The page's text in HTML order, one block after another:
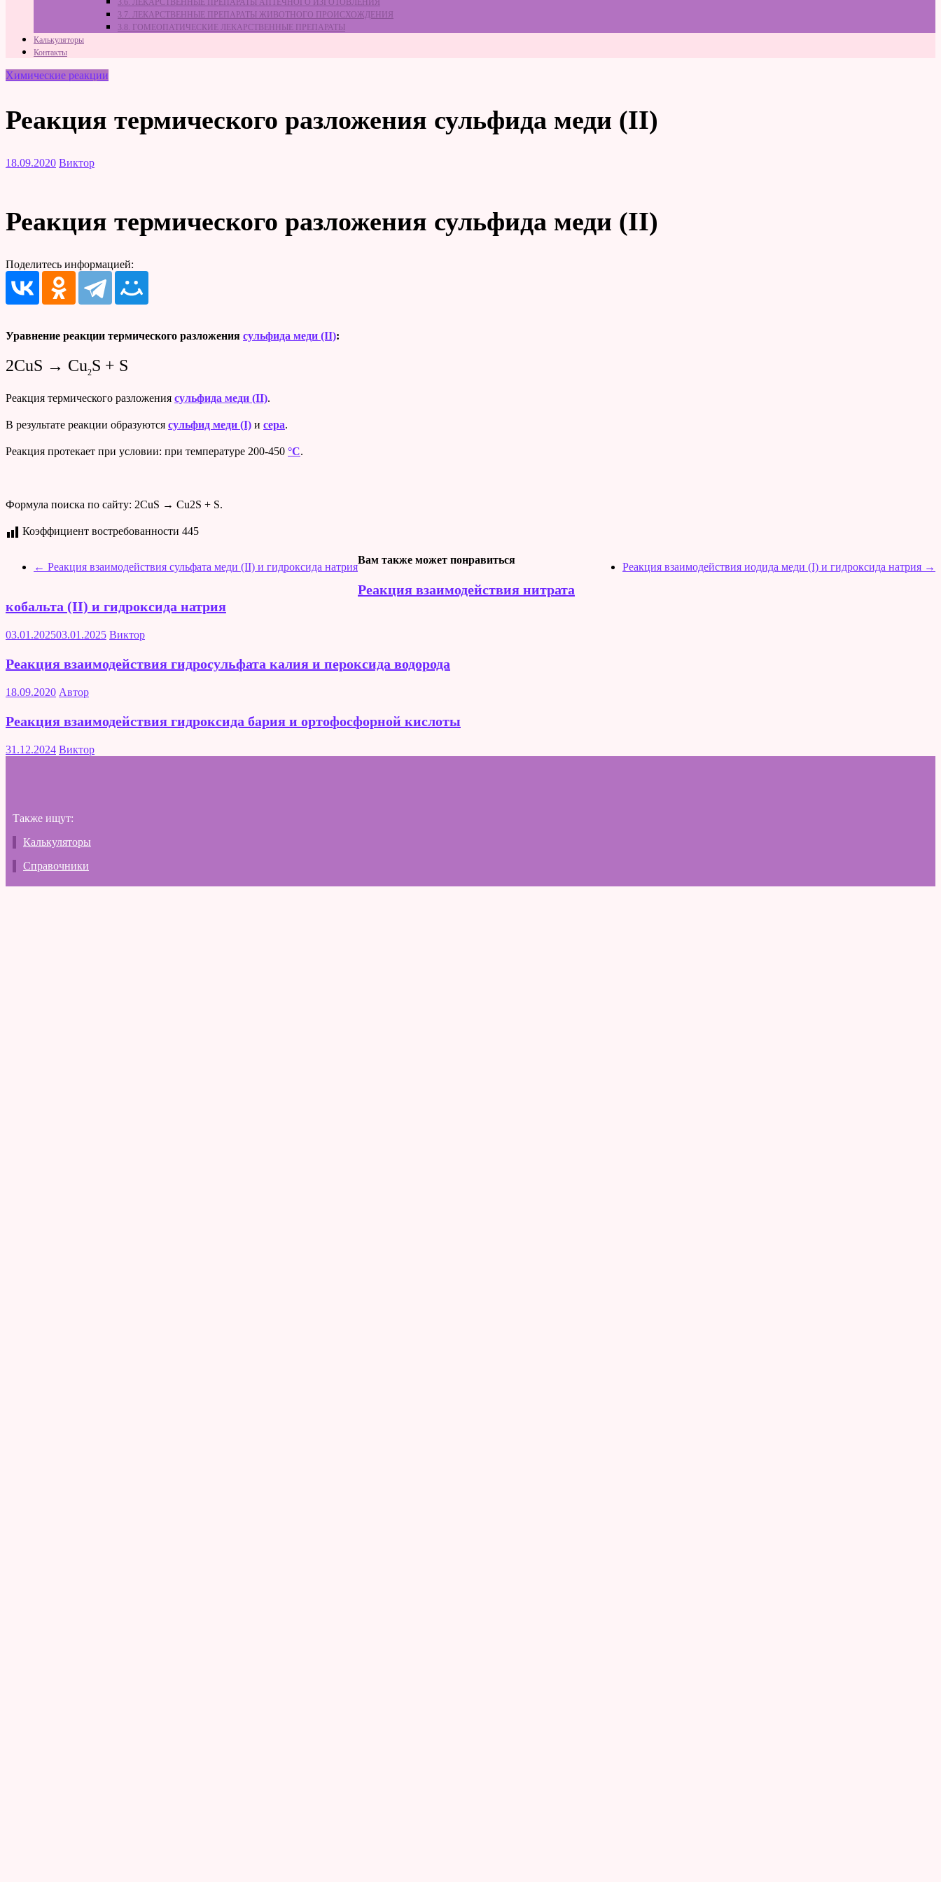
3.6. ЛЕКАРСТВЕННЫЕ ПРЕПАРАТЫ АПТЕЧНОГО ИЗГОТОВЛЕНИЯ
3.7. ЛЕКАРСТВЕННЫЕ ПРЕПАРАТЫ ЖИВОТНОГО ПРОИСХОЖДЕНИЯ
3.8. ГОМЕОПАТИЧЕСКИЕ ЛЕКАРСТВЕННЫЕ ПРЕПАРАТЫ
Калькуляторы
Контакты
Химические реакции
Реакция термического разложения сульфида меди (II)
18.09.2020 Виктор
Реакция термического разложения сульфида меди (II)
Поделитесь информацией:
Уравнение реакции термического разложения сульфида меди (II):
2CuS → Cu2S + S
Реакция термического разложения сульфида меди (II).
В результате реакции образуются сульфид меди (I) и сера.
Реакция протекает при условии: при температуре 200-450 °C.
Формула поиска по сайту: 2CuS → Cu2S + S.
Коэффициент востребованности 445
← Реакция взаимодействия сульфата меди (II) и гидроксида натрия Реакция взаимодействия иодида меди (I) и гидроксида натрия →
Вам также может понравиться
Реакция взаимодействия нитрата
кобальта (II) и гидроксида натрия
03.01.202503.01.2025 Виктор
Реакция взаимодействия гидросульфата калия и пероксида водорода
18.09.2020 Автор
Реакция взаимодействия гидроксида бария и ортофосфорной кислоты
31.12.2024 Виктор
Также ищут:
Калькуляторы
Справочники